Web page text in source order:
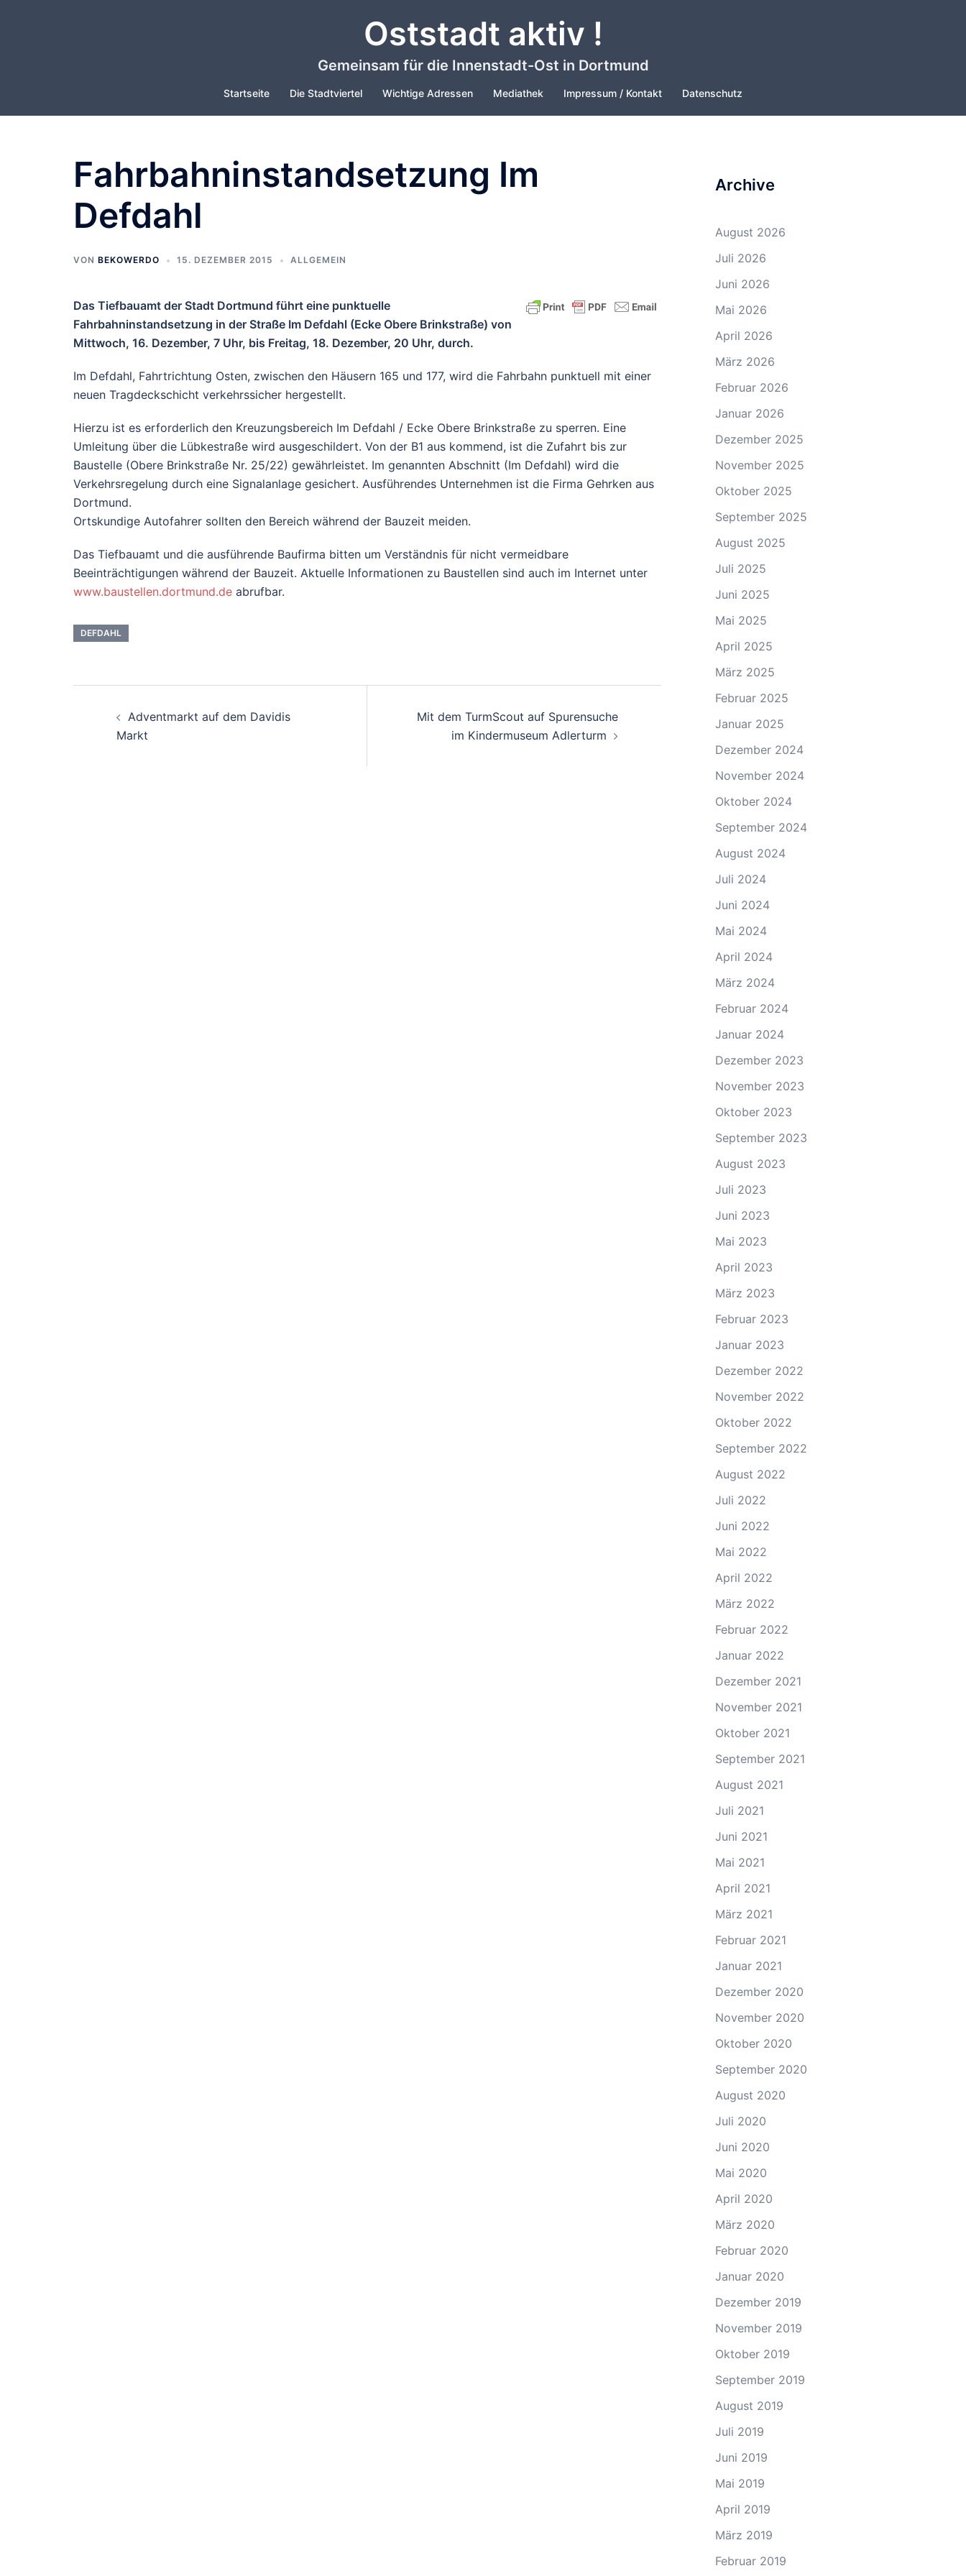
Oststadt aktiv !
Gemeinsam für die Innenstadt-Ost in Dortmund
Startseite Die Stadtviertel Wichtige Adressen Mediathek Impressum / Kontakt Datenschutz
Fahrbahninstandsetzung Im
Defdahl
VON BEKOWERDO 15. DEZEMBER 2015 ALLGEMEIN
Das Tiefbauamt der Stadt Dortmund führt eine punktuelle
Fahrbahninstandsetzung in der Straße Im Defdahl (Ecke Obere Brinkstraße) von
Mittwoch, 16. Dezember, 7 Uhr, bis Freitag, 18. Dezember, 20 Uhr, durch.
Im Defdahl, Fahrtrichtung Osten, zwischen den Häusern 165 und 177, wird die Fahrbahn punktuell mit einer
neuen Tragdeckschicht verkehrssicher hergestellt.
Hierzu ist es erforderlich den Kreuzungsbereich Im Defdahl / Ecke Obere Brinkstraße zu sperren. Eine
Umleitung über die Lübkestraße wird ausgeschildert. Von der B1 aus kommend, ist die Zufahrt bis zur
Baustelle (Obere Brinkstraße Nr. 25/22) gewährleistet. Im genannten Abschnitt (Im Defdahl) wird die
Verkehrsregelung durch eine Signalanlage gesichert. Ausführendes Unternehmen ist die Firma Gehrken aus
Dortmund.
Ortskundige Autofahrer sollten den Bereich während der Bauzeit meiden.
Das Tiefbauamt und die ausführende Baufirma bitten um Verständnis für nicht vermeidbare
Beeinträchtigungen während der Bauzeit. Aktuelle Informationen zu Baustellen sind auch im Internet unter
www.baustellen.dortmund.de abrufbar.
DEFDAHL
Beitrags-
Navigation
Adventmarkt auf dem Davidis
Markt
Mit dem TurmScout auf Spurensuche
im Kindermuseum Adlerturm
Archive
August 2026
Juli 2026
Juni 2026
Mai 2026
April 2026
März 2026
Februar 2026
Januar 2026
Dezember 2025
November 2025
Oktober 2025
September 2025
August 2025
Juli 2025
Juni 2025
Mai 2025
April 2025
März 2025
Februar 2025
Januar 2025
Dezember 2024
November 2024
Oktober 2024
September 2024
August 2024
Juli 2024
Juni 2024
Mai 2024
April 2024
März 2024
Februar 2024
Januar 2024
Dezember 2023
November 2023
Oktober 2023
September 2023
August 2023
Juli 2023
Juni 2023
Mai 2023
April 2023
März 2023
Februar 2023
Januar 2023
Dezember 2022
November 2022
Oktober 2022
September 2022
August 2022
Juli 2022
Juni 2022
Mai 2022
April 2022
März 2022
Februar 2022
Januar 2022
Dezember 2021
November 2021
Oktober 2021
September 2021
August 2021
Juli 2021
Juni 2021
Mai 2021
April 2021
März 2021
Februar 2021
Januar 2021
Dezember 2020
November 2020
Oktober 2020
September 2020
August 2020
Juli 2020
Juni 2020
Mai 2020
April 2020
März 2020
Februar 2020
Januar 2020
Dezember 2019
November 2019
Oktober 2019
September 2019
August 2019
Juli 2019
Juni 2019
Mai 2019
April 2019
März 2019
Februar 2019